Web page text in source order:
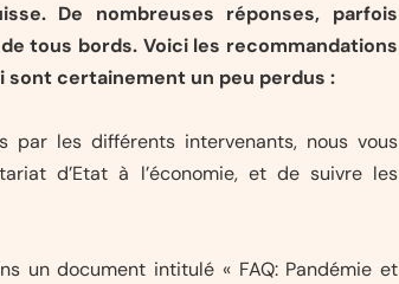
De nombreuses réponses, parfois
tous bords. Voici les recommandations
sont certainement un peu perdus :
par les différents intervenants, nous vous
d’Etat à l’économie, et de suivre les
un document intitulé « FAQ: Pandémie et